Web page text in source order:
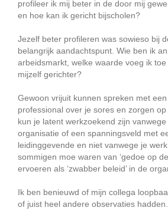
profileer ik mij beter in de door mij
en hoe kan ik gericht bijscholen?
Jezelf beter profileren was sowieso bij
belangrijk aandachtspunt. Wie ben ik
arbeidsmarkt, welke waarde voeg ik
mijzelf gerichter?
Gewoon vrijuit kunnen spreken met
professional over je sores en zorgen
kun je latent werkzoekend zijn
organisatie of een spanningsveld met
leidinggevende en niet vanwege je
sommigen moe waren van ‘gedoe op
ervoeren als ‘zwabber beleid’ in de
Ik ben benieuwd of mijn collega
of juist heel andere observaties